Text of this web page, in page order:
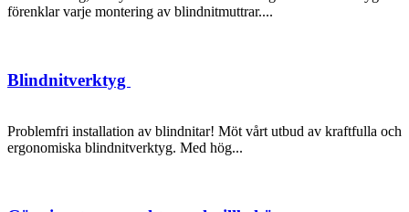
förenklar varje montering av blindnitmuttrar....
Blindnitverktyg
Problemfri installation av blindnitar! Möt vårt utbud av kraftfulla och
ergonomiska blindnitverktyg. Med hög...